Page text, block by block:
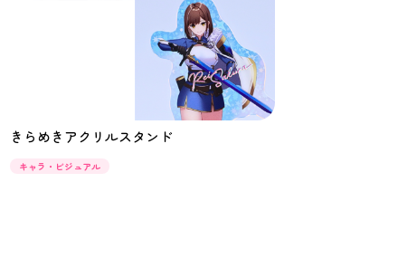
きらめきアクリルスタンド
キャラ・ビジュアル